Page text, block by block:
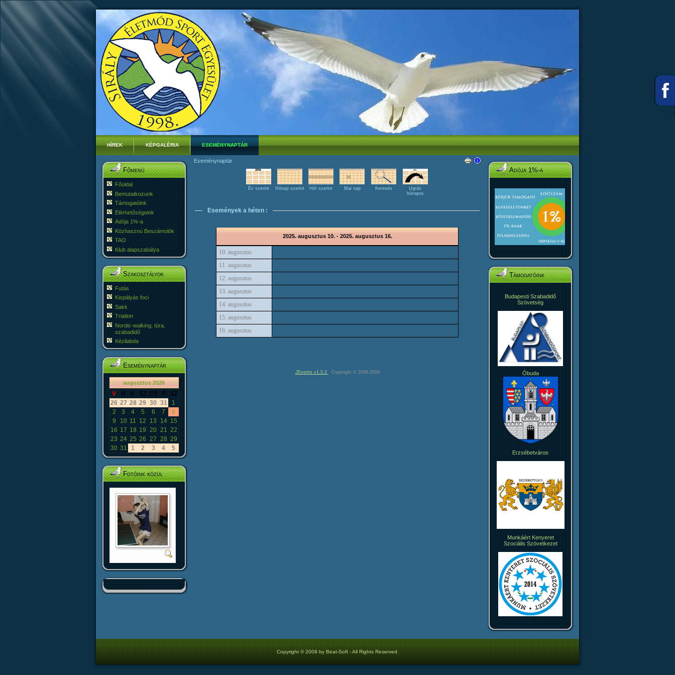
HÍREK KÉPGALÉRIA ESEMÉNYNAPTÁR
Főmenü
Főoldal
Bemutatkozunk
Támogatóink
Elérhetőségeink
Adója 1%-a
Közhasznú Beszámolók
TAO
Klub alapszabálya
Szakosztályok
Futás
Kispályás foci
Sakk
Triatlon
Nordic-walking, túra,
szabadidő
Kézilabda
Eseménynaptár
«< augusztus 2026 >»
V H K SZ CS P
SZ
26 27 28 29 30 31
1
2
3 4 5 6 7
8
9
10 11 12 13 14 15
16 17 18 19 20 21 22
23 24 25 26 27 28 29
30 31 1 2 3 4 5
Fotóink közül
Eseménynaptár
Év szerint Hónap szerint Hét szerint Mai nap Keresés
Ugrás
hónapra
Események a héten :
2025. augusztus 10. - 2025. augusztus 16.
10. augusztus
11. augusztus
12. augusztus
13. augusztus
14. augusztus
15. augusztus
16. augusztus
JEvents v1.5.2 Copyright © 2006-2009
Adója 1%-a
Támogatóink
Budapesti Szabadidő
Szövetség
Óbuda
Erzsébetváros
Munkáért Kenyeret
Szociális Szövetkezet
Copyright © 2009 by Beat-Soft - All Rights Reserved.